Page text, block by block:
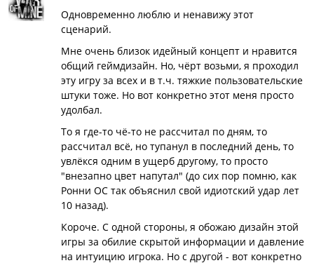
Одновременно люблю и ненавижу этот
сценарий.
Мне очень близок идейный концепт и нравится
общий геймдизайн. Но, чёрт возьми, я проходил
эту игру за всех и в т.ч. тяжкие пользовательские
штуки тоже. Но вот конкретно этот меня просто
удолбал.
То я где-то чё-то не рассчитал по дням, то
рассчитал всё, но тупанул в последний день, то
увлёкся одним в ущерб другому, то просто
"внезапно цвет напутал" (до сих пор помню, как
Ронни ОС так объяснил свой идиотский удар лет
10 назад).
Короче. С одной стороны, я обожаю дизайн этой
игры за обилие скрытой информации и давление
на интуицию игрока. Но с другой - вот конкретно